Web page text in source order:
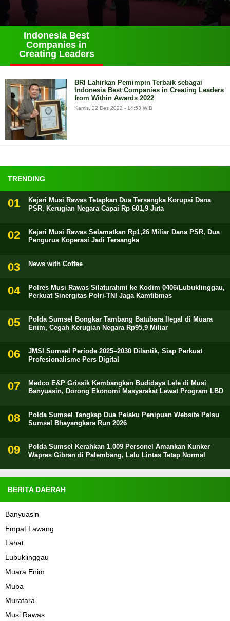
TRENDING
Kejari Musi Rawas Tetapkan Dua Tersangka Korupsi Dana
PSR, Kerugian Negara Capai Rp 601,9 Juta
Kejari Musi Rawas Selamatkan Rp1,26 Miliar Dana PSR, Dua
Pengurus Koperasi Jadi Tersangka
News with Coffee
Polres Musi Rawas Silaturahmi ke Kodim 0406/Lubuklinggau,
Perkuat Sinergitas Polri-TNI Jaga Kamtibmas
Polda Sumsel Bongkar Tambang Batubara Ilegal di Muara
Enim, Cegah Kerugian Negara Rp95,9 Miliar
JMSI Sumsel Periode 2025–2030 Dilantik, Siap Perkuat
Profesionalisme Pers Digital
Medco E&P Grissik Kembangkan Budidaya Lele di Musi
Banyuasin, Dorong Ekonomi Masyarakat Lewat Program LBD
Polda Sumsel Tangkap Dua Pelaku Penipuan Website Palsu
Sumsel Bhayangkara Run 2026
Polda Sumsel Kerahkan 1.009 Personel Amankan Kunker
Wapres Gibran di Palembang, Lalu Lintas Tetap Normal
BERITA DAERAH
Banyuasin
Empat Lawang
Lahat
Lubuklinggau
Muara Enim
Muba
Muratara
Musi Rawas
Indonesia Best
Companies in
Creating Leaders
BRI Lahirkan Pemimpin Terbaik sebagai
Indonesia Best Companies in Creating Leaders
from Within Awards 2022
Kamis, 22 Des 2022 - 14:53 WIB